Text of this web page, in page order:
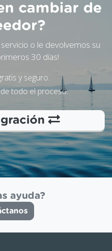
cambiar de
o le devolvemos su
30 días!
y seguro.
todo el proceso.
ayuda?